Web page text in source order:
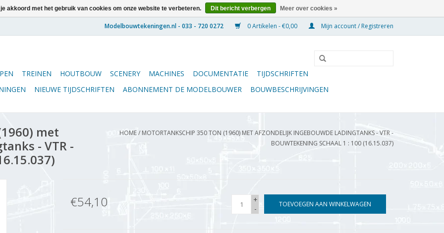
0 Artikelen - €0,00 Mijn account / Registreren
TREINEN HOUTBOUW SCENERY MACHINES DOCUMENTATIE
TIJDSCHRIFTEN
NIEUWE TIJDSCHRIFTEN ABONNEMENT DE MODELBOUWER BOUWBESCHRIJVINGEN
met
- VTR -
HOME/ MOTORTANKSCHIP 350 TON (1960) MET AFZONDELIJK INGEBOUWDE LADINGTANKS - VTR -
BOUWTEKENING SCHAAL 1 : 100 (16.15.037)
€54,10
+
-
TOEVOEGEN AAN WINKELWAGEN
akkoord met het gebruik van cookies om onze website te verbeteren. Dit bericht verbergen Meer over cookies »